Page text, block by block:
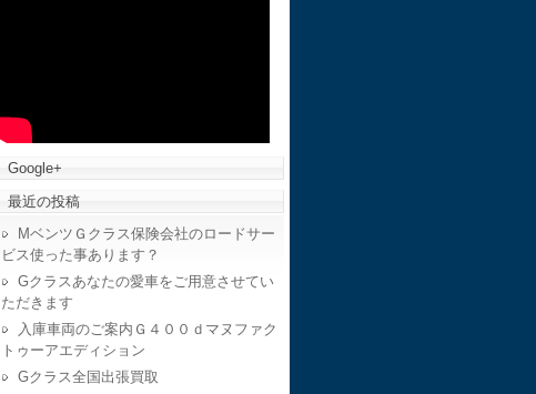
Google+
最近の投稿
MベンツＧクラス保険会社のロードサー
ビス使った事あります？
Gクラスあなたの愛車をご用意させてい
ただきます
入庫車両のご案内Ｇ４００ｄマヌファク
トゥーアエディション
Gクラス全国出張買取